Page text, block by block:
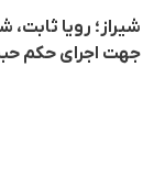
شیراز؛ رویا ثابت،
جهت اجرای حکم